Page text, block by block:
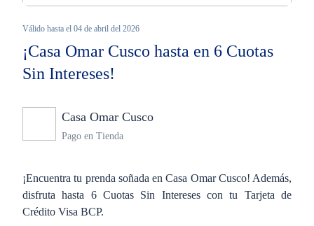
Válido hasta el 04 de abril del 2026
¡Casa Omar Cusco hasta en 6 Cuotas
Sin Intereses!
Casa Omar Cusco
Pago en Tienda
¡Encuentra tu prenda soñada en Casa Omar Cusco! Además,
disfruta hasta 6 Cuotas Sin Intereses con tu Tarjeta de
Crédito Visa BCP.